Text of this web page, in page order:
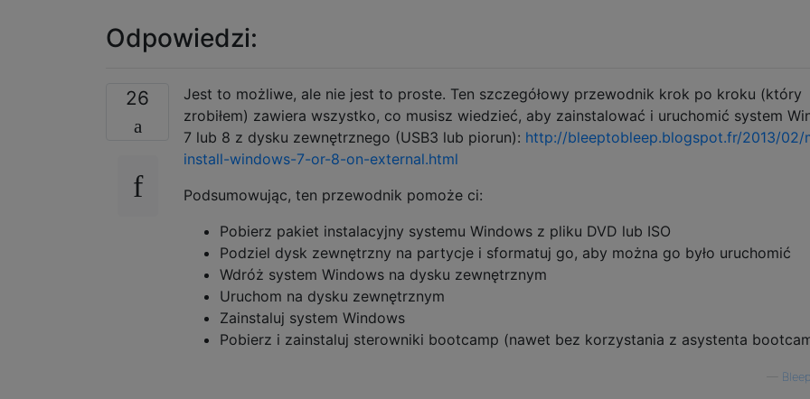
Odpowiedzi:
26
Jest to możliwe, ale nie jest to proste. Ten szczegółowy przewodnik krok po kroku (który
zrobiłem) zawiera wszystko, co musisz wiedzieć, aby zainstalować i uruchomić system
7 lub 8 z dysku zewnętrznego (USB3 lub piorun): http://bleeptobleep.blogspot.fr/2013/02/
install-windows-7-or-8-on-external.html
Podsumowując, ten przewodnik pomoże ci:
Pobierz pakiet instalacyjny systemu Windows z pliku DVD lub ISO
Podziel dysk zewnętrzny na partycje i sformatuj go, aby można go było uruchomić
Wdróż system Windows na dysku zewnętrznym
Uruchom na dysku zewnętrznym
Zainstaluj system Windows
Pobierz i zainstaluj sterowniki bootcamp (nawet bez korzystania z asystenta